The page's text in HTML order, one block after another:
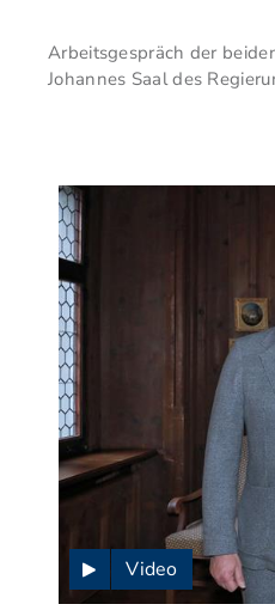
Arbeitsgespräch der
Johannes Saal des
Video